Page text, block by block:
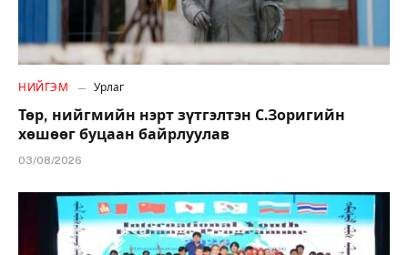
НИЙГЭМ Урлаг
Төр, нийгмийн нэрт зүтгэлтэн С.Зоригийн
хөшөөг буцаан байрлуулав
03/08/2026